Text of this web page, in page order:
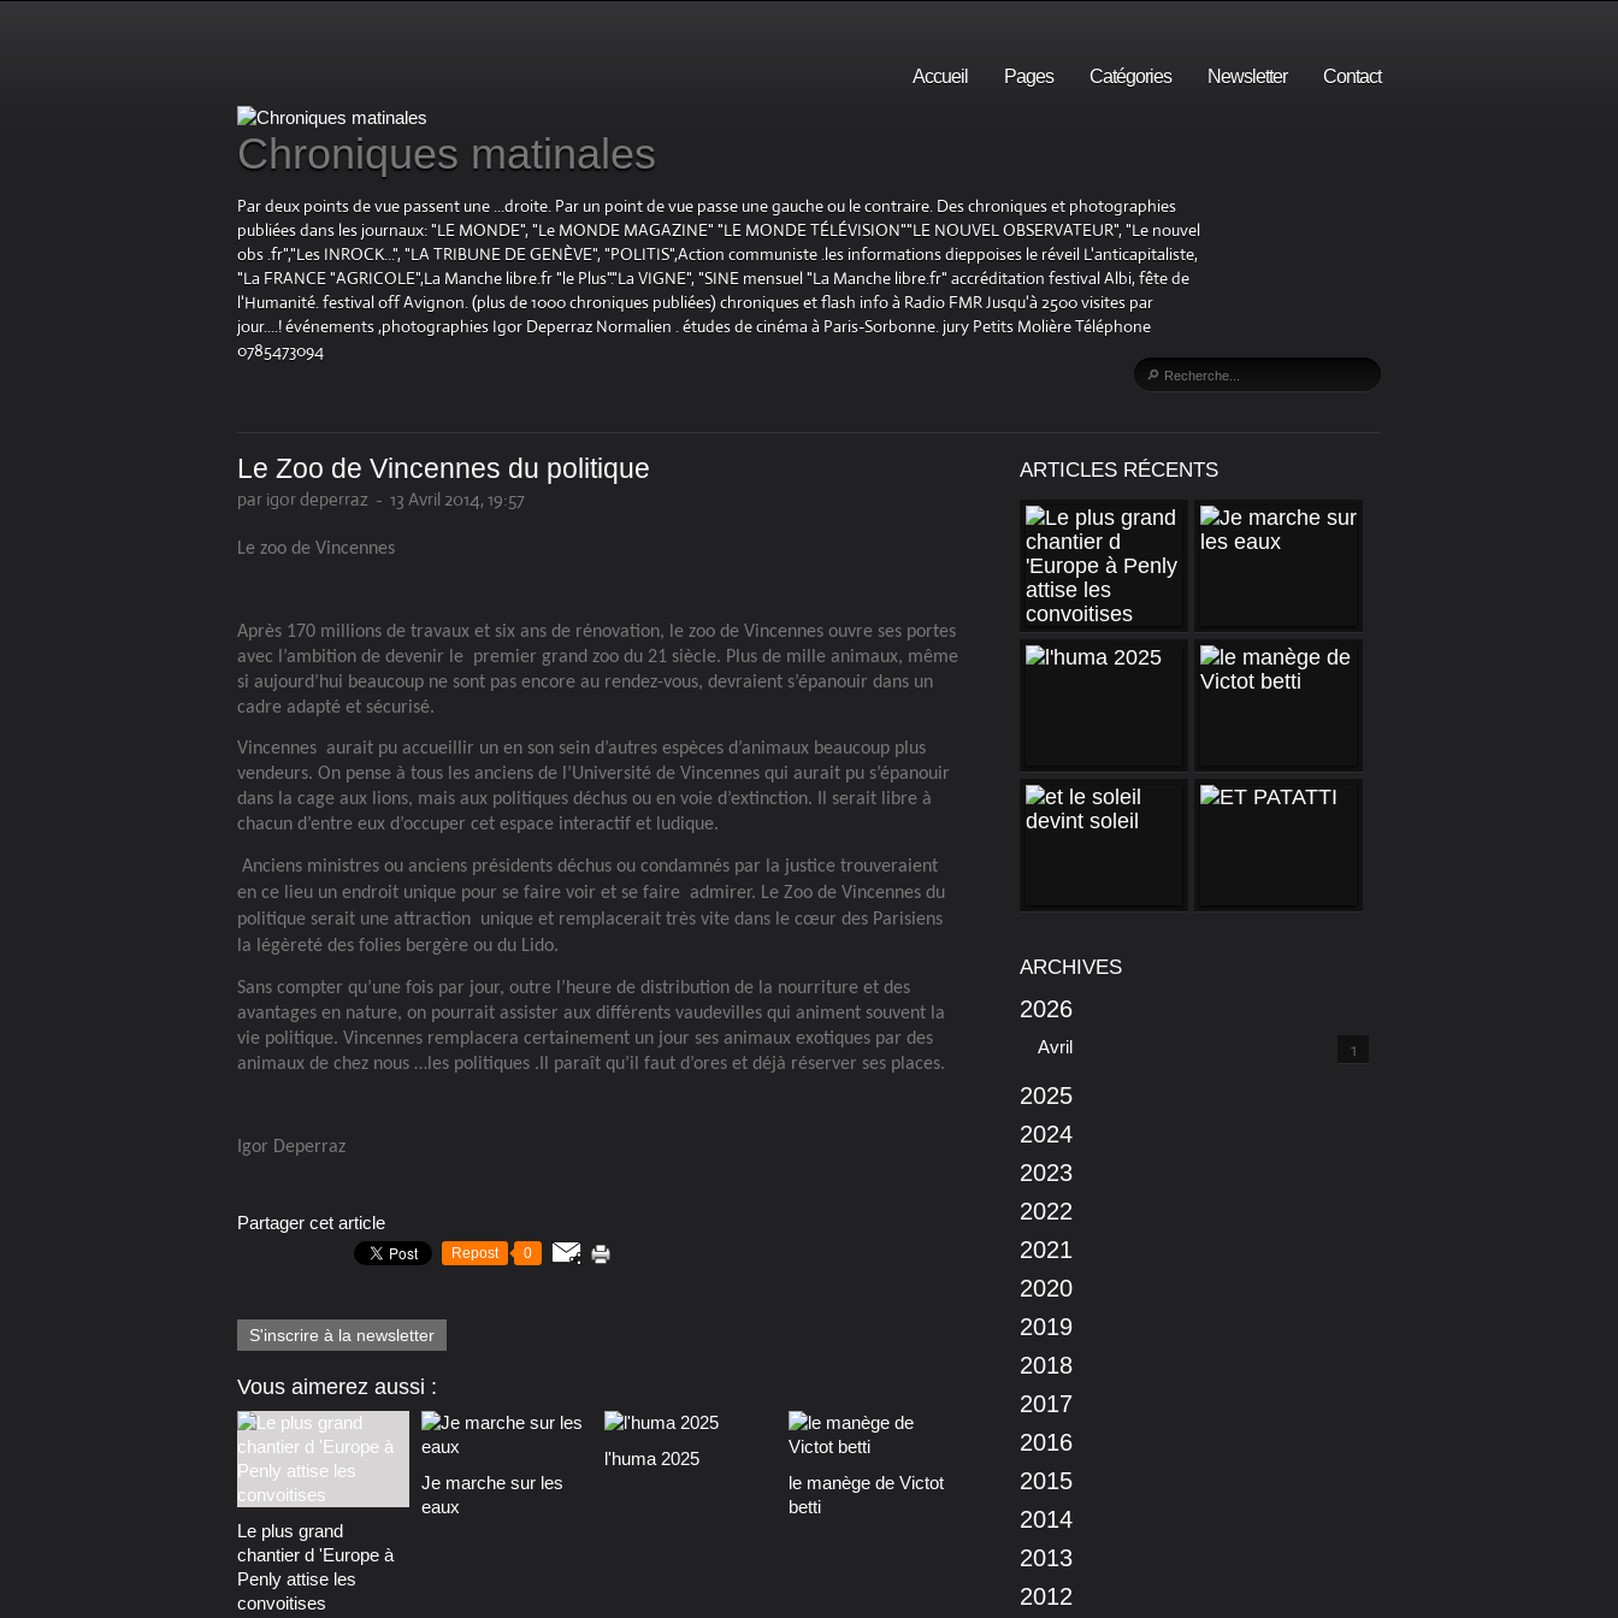
Accueil Pages Catégories Newsletter Contact
Chroniques matinales
Par deux points de vue passent une ...droite. Par un point de vue passe une gauche ou le contraire. Des chroniques et photographies
publiées dans les journaux: "LE MONDE", "Le MONDE MAGAZINE" "LE MONDE TÉLÉVISION""LE NOUVEL OBSERVATEUR", "Le nouvel
obs .fr","Les INROCK...", "LA TRIBUNE DE GENÈVE", "POLITIS",Action communiste .les informations dieppoises le réveil L'anticapitaliste,
"La FRANCE "AGRICOLE",La Manche libre.fr "le Plus"."La VIGNE", "SINE mensuel "La Manche libre.fr" accréditation festival Albi, fête de
l'Humanité. festival off Avignon. (plus de 1000 chroniques publiées) chroniques et flash info à Radio FMR Jusqu'à 2500 visites par
jour....! événements ,photographies Igor Deperraz Normalien . études de cinéma à Paris-Sorbonne. jury Petits Molière Téléphone
0785473094
Le Zoo de Vincennes du politique
par igor deperraz - 13 Avril 2014, 19:57
Le zoo de Vincennes
Après 170 millions de travaux et six ans de rénovation, le zoo de Vincennes ouvre ses portes
avec l’ambition de devenir le premier grand zoo du 21 siècle. Plus de mille animaux, même
si aujourd’hui beaucoup ne sont pas encore au rendez-vous, devraient s’épanouir dans un
cadre adapté et sécurisé.
Vincennes aurait pu accueillir un en son sein d’autres espèces d’animaux beaucoup plus
vendeurs. On pense à tous les anciens de l’Université de Vincennes qui aurait pu s’épanouir
dans la cage aux lions, mais aux politiques déchus ou en voie d’extinction. Il serait libre à
chacun d’entre eux d’occuper cet espace interactif et ludique.
Anciens ministres ou anciens présidents déchus ou condamnés par la justice trouveraient
en ce lieu un endroit unique pour se faire voir et se faire admirer. Le Zoo de Vincennes du
politique serait une attraction unique et remplacerait très vite dans le cœur des Parisiens
la légèreté des folies bergère ou du Lido.
Sans compter qu’une fois par jour, outre l’heure de distribution de la nourriture et des
avantages en nature, on pourrait assister aux différents vaudevilles qui animent souvent la
vie politique. Vincennes remplacera certainement un jour ses animaux exotiques par des
animaux de chez nous …les politiques .Il paraît qu’il faut d’ores et déjà réserver ses places.
Igor Deperraz
Partager cet article
Repost 0
S'inscrire à la newsletter
Vous aimerez aussi :
Le plus grand
chantier d 'Europe à
Penly attise les
convoitises
Je marche sur les
eaux
l'huma 2025
le manège de Victot
betti
ARTICLES RÉCENTS
ARCHIVES
2026
Avril 1
2025
2024
2023
2022
2021
2020
2019
2018
2017
2016
2015
2014
2013
2012